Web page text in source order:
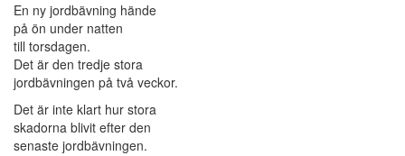
En ny jordbävning hände
på ön under natten
till torsdagen.
Det är den tredje stora
jordbävningen på två veckor.
Det är inte klart hur stora
skadorna blivit efter den
senaste jordbävningen.